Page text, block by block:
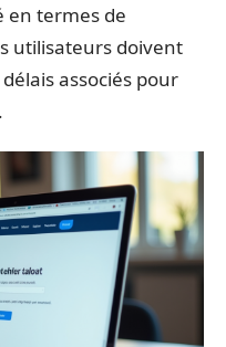
en termes de
utilisateurs doivent
associés pour